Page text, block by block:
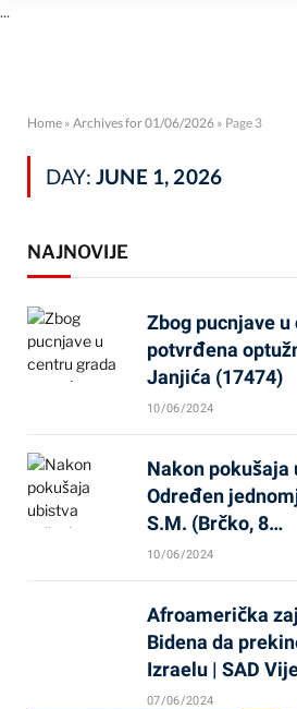
...
Home » Archives for 01/06/2026 » Page 3
DAY: JUNE 1, 2026
NAJNOVIJE
Zbog pucnjave
potvrđena
Janjića (17474)
10/06/2024
Nakon pokušaja
Određen
S.M. (Brčko, 8…
10/06/2024
Afroamerička
Bidena da
Izraelu | SAD
07/06/2024